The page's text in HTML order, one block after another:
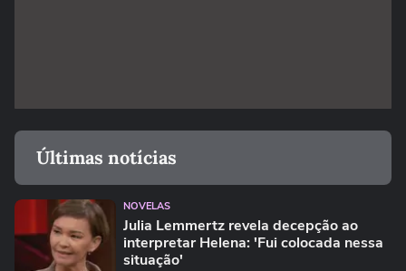
Últimas notícias
NOVELAS
Julia Lemmertz revela decepção ao
interpretar Helena: 'Fui colocada nessa
situação'